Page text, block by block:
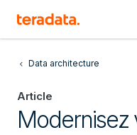
Data architecture
Article
Modernisez